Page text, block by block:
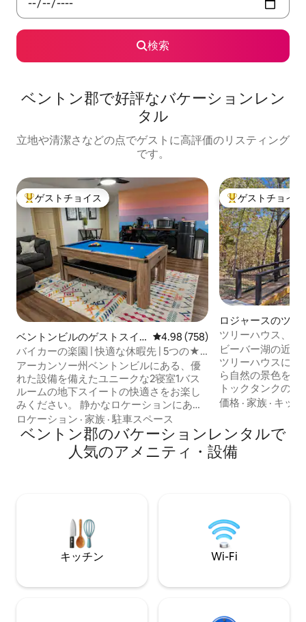
検索
ベントン郡で好評なバケーションレン
タル
立地や清潔さなどの点でゲストに高評価のリスティング
です。
大好評のゲストチョイスです。
ゲストチョイス
ベントンビルのゲストスイ
ート
レビュー758件、5つ星中4.98つ
4.98 (758)
バイカーの楽園 | 快適な休暇先 | 5つの★
ロケーション
アーカンソー州ベントンビルにある、優
れた設備を備えたユニークな2寝室1バス
ルームの地下スイートの快適さをお楽し
みください。 静かなロケーションにあ
り、活気あるダウンタウン、地元のアト
ラクション、ランドマークに近い都会の
隠れ家を約束します。 魅力的な自転車道
や自然散策道は玄関からわずか数歩で
リア ✔ ツール付き自転車ショップ ✔ 高速
Wi-Fi ✔ 無料駐車場 詳細は以下をご覧く
ロケーション · 家族 ·駐車スペース
大好評のゲスト
ゲストチョイス
ロジャースのツリ
ツリーハウス、ジ
ビーバー湖の近
ツリーハウスに逃
ら自然の景色を楽
トックタンクの
暖炉で快適に過ご
リトリートには
でアクセスでき
あり、5名様が宿
味わえます。 平
たりです！
価格 ·家族 · キッ
ベントン郡のバケーションレンタルで
人気のアメニティ・設備
キッチン Wi-Fi